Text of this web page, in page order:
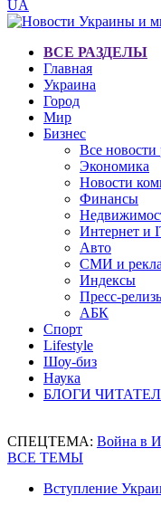
UA
ВСЕ РАЗДЕЛЫ
Главная
Украина
Город
Мир
Бизнес
Все новости
Экономика
Новости
Финансы
Интернет и
Авто
СМИ и
Индексы
Пресс-
АБК
Спорт
Lifestyle
Шоу-биз
Наука
БЛОГИ
СПЕЦТЕМА: Война в
ВСЕ ТЕМЫ
Вступление